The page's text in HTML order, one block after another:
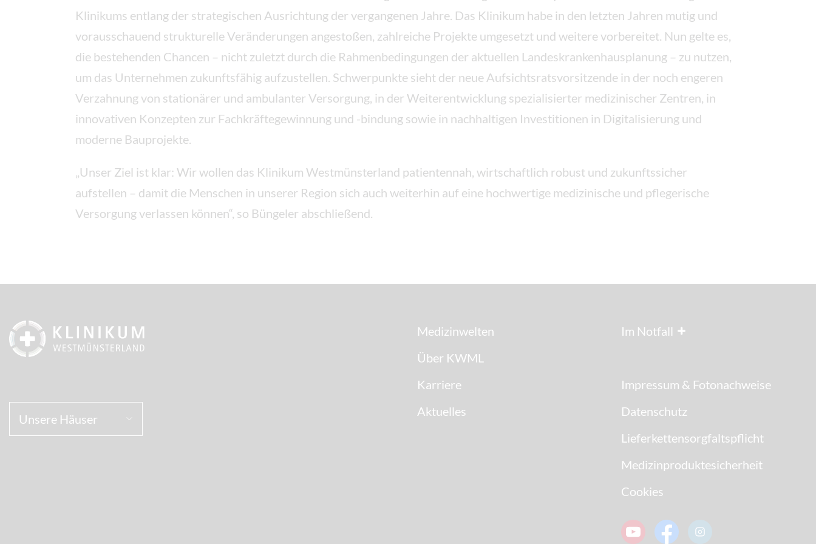
Klinikums entlang der strategischen Ausrichtung der vergangenen Jahre. Das Klinikum habe in den letzten Jahren mutig und
vorausschauend strukturelle Veränderungen angestoßen, zahlreiche Projekte umgesetzt und weitere vorbereitet. Nun gelte es,
die bestehenden Chancen – nicht zuletzt durch die Rahmenbedingungen der aktuellen Landeskrankenhausplanung – zu nutzen,
um das Unternehmen zukunftsfähig aufzustellen. Schwerpunkte sieht der neue Aufsichtsratsvorsitzende in der noch engeren
Verzahnung von stationärer und ambulanter Versorgung, in der Weiterentwicklung spezialisierter medizinischer Zentren, in
innovativen Konzepten zur Fachkräftegewinnung und -bindung sowie in nachhaltigen Investitionen in Digitalisierung und
moderne Bauprojekte.
„Unser Ziel ist klar: Wir wollen das Klinikum Westmünsterland patientennah, wirtschaftlich robust und zukunftssicher
aufstellen – damit die Menschen in unserer Region sich auch weiterhin auf eine hochwertige medizinische und pflegerische
Versorgung verlassen können“, so Büngeler abschließend.
Unsere Häuser
Medizinwelten
Über KWML
Karriere
Aktuelles
Im Notfall
Impressum & Fotonachweise
Datenschutz
Lieferkettensorgfaltspflicht
Medizinproduktesicherheit
Cookies